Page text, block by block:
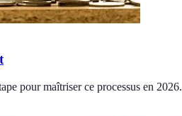
pour maîtriser ce processus en 2026.